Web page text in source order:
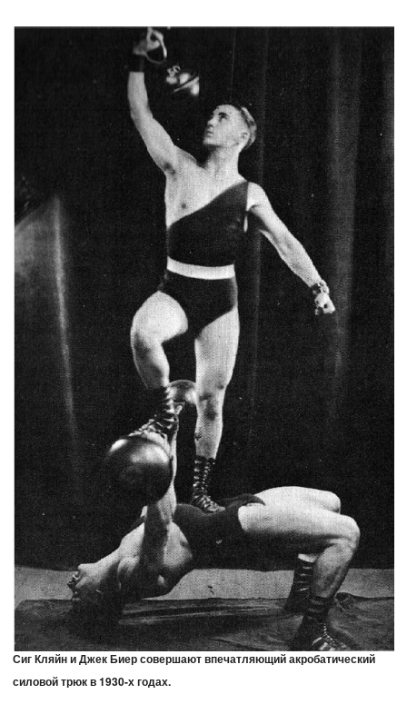
Сиг Кляйн и Джек Биер совершают впечатляющий акробатический
силовой трюк в 1930-х годах.